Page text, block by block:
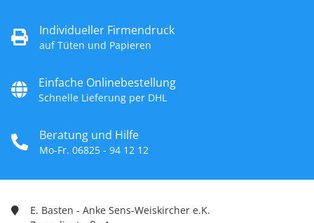
Individueller Firmendruck
auf Tüten und Papieren
Einfache Onlinebestellung
Schnelle Lieferung per DHL
Beratung und Hilfe
Mo-Fr. 06825 - 94 12 12
E. Basten - Anke Sens-Weiskircher e.K.